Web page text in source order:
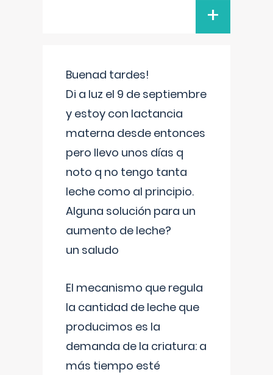
+
Buenad tardes!
Di a luz el 9 de septiembre
y estoy con lactancia
materna desde entonces
pero llevo unos días q
noto q no tengo tanta
leche como al principio.
Alguna solución para un
aumento de leche?
un saludo
El mecanismo que regula
la cantidad de leche que
producimos es la
demanda de la criatura: a
más tiempo esté